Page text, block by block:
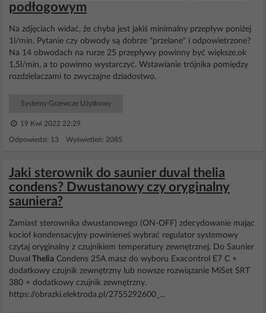
podłogowym
Na zdjęciach widać, że chyba jest jakiś minimalny przepływ poniżej
1l/min. Pytanie czy obwody są dobrze "przelane" i odpowietrzone?
Na 14 obwodach na rurze 25 przepływy powinny być większe,ok
1,5l/min, a to powinno wystarczyć. Wstawianie trójnika pomiędzy
rozdzielaczami to zwyczajne dziadostwo.
Systemy Grzewcze Użytkowy
19 Kwi 2022 22:29
Odpowiedzi: 13 Wyświetleń: 2085
Jaki sterownik do saunier duval thelia
condens? Dwustanowy czy oryginalny
sauniera?
Zamiast sterownika dwustanowego (ON-OFF) zdecydowanie mając
kocioł kondensacyjny powinieneś wybrać regulator systemowy
czytaj oryginalny z czujnikiem temperatury zewnętrznej. Do Saunier
Duval Thelia Condens 25A masz do wyboru Exacontrol E7 C +
dodatkowy czujnik zewnętrzny lub nowsze rozwiązanie MiSet SRT
380 + dodatkowy czujnik zewnętrzny.
https://obrazki.elektroda.pl/2755292600_...